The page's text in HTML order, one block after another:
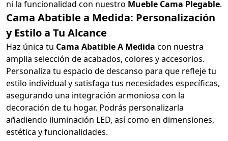
ni la funcionalidad con nuestro Mueble Cama Plegable.
Cama Abatible a Medida: Personalización
y Estilo a Tu Alcance
Haz única tu Cama Abatible A Medida con nuestra
amplia selección de acabados, colores y accesorios.
Personaliza tu espacio de descanso para que refleje tu
estilo individual y satisfaga tus necesidades específicas,
asegurando una integración armoniosa con la
decoración de tu hogar. Podrás personalizarla
añadiendo iluminación LED, así como en dimensiones,
estética y funcionalidades.